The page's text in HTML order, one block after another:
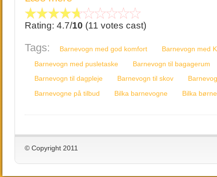
Rating: 4.7/10 (11 votes cast)
Tags: Barnevogn med god komfort
Barnevogn med
Barnevogn med pusletaske
Barnevogn til bagagerum
Barnevogn til dagpleje
Barnevogn til skov
Barnevogne på tilbud
Bilka barnevogne Bilka
© Copyright 2011